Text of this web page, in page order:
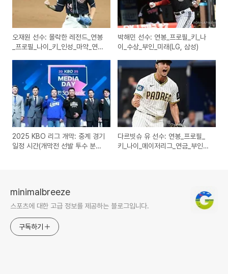
오재원 선수: 몰락한 레전드_연봉
_프로필_나이_키_인성_마약_연애
박해민 선수: 연봉_프로필_키_나
이_수상_부인_미래(LG, 삼성)
2025 KBO 리그 개막: 중계 경기
일정 시간(개막전 선발 투수 분석,
다르빗슈 유 선수: 연봉_프로필_
키_나이_메이저리그_연금_부인_
minimalbreeze
스포츠에 대한 고급 정보를 제공하는 블로그입니다.
구독하기